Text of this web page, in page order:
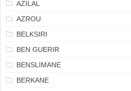
AZILAL
AZROU
BELKSIRI
BEN GUERIR
BENSLIMANE
BERKANE